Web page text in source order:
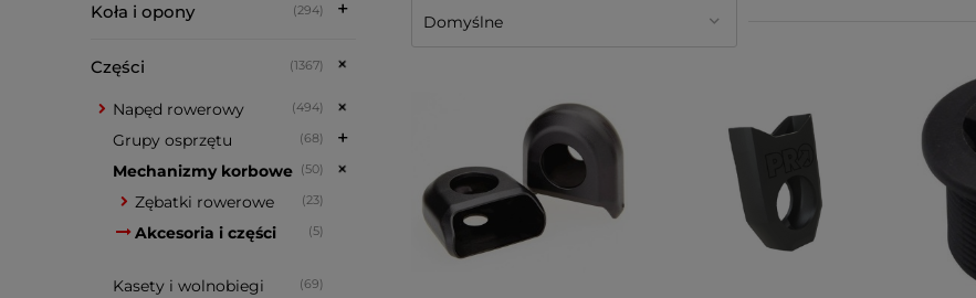
Koła i opony (294)
Części (1367)
Napęd rowerowy (494)
Grupy osprzętu (68)
Mechanizmy korbowe (50)
Zębatki rowerowe (23)
Akcesoria i części (5)
Kasety i wolnobiegi (69)